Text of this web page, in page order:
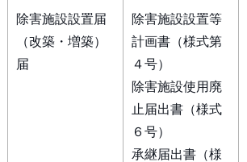
除害施設設置届
（改築・増築）
届
除害施設設置等
計画書（様式第
４号）
除害施設使用廃
止届出書（様式
６号）
承継届出書（様